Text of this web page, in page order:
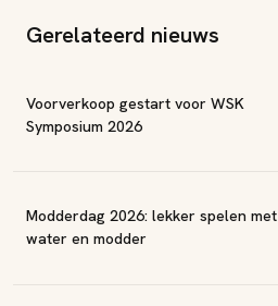
Gerelateerd nieuws
Voorverkoop gestart voor WSK
Symposium 2026
Modderdag 2026: lekker spelen met
water en modder